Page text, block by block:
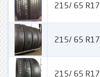
215/ 65 R17
215/ 65 R17
215/ 65 R17